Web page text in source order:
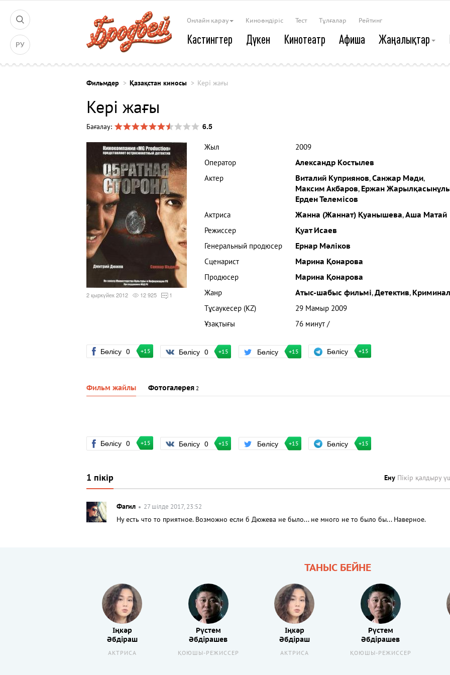
РУ
Онлайн қарау Киноөндіріс Тест Тұлғалар Рейтинг
Кастингтер Дүкен Кинотеатр Афиша Жаңалықтар
Фильмдер Қазақстан киносы Кері жағы
Кері жағы
Бағалау: 6.5
2 қыркүйек 2012 12 925 1
Жыл
2009
Оператор
Александр Костылев
Актер
Виталий Куприянов,Санжар Мәди,
Максим Акбаров, Ержан
Ерден Телемісов
Актриса
Жанна (Жаннат) Қуанышева,Аша Матай
Режиссер
Қуат Исаев
Генеральный продюсер
Ернар Мәліков
Сценарист
Марина Қонарова
Продюсер
Марина Қонарова
Жанр
Атыс-шабыс фильмі,Детектив, Криминал
Тұсаукесер (KZ)
29 Мамыр 2009
Ұзақтығы
76 минут /
Бөлісу 0 +15 Бөлісу 0 +15 Бөлісу +15 Бөлісу +15
Фильм жайлы Фотогалерея 2
Бөлісу 0 +15 Бөлісу 0 +15 Бөлісу +15 Бөлісу +15
1 пікір Ену Пікір қалдыру
Фагил 27 шілде 2017, 23:52
Ну есть что то приятное. Возможно если б Дюжева не было... не много не то было бы... Наверное.
ТАНЫС БЕЙНЕ
Іңкәр
Әбдіраш
АКТРИСА
Рүстем
Әбдірашев
ҚОЮШЫ-РЕЖИССЕР
Іңкәр
Әбдіраш
АКТРИСА
Рүстем
Әбдірашев
ҚОЮШЫ-РЕЖИССЕР